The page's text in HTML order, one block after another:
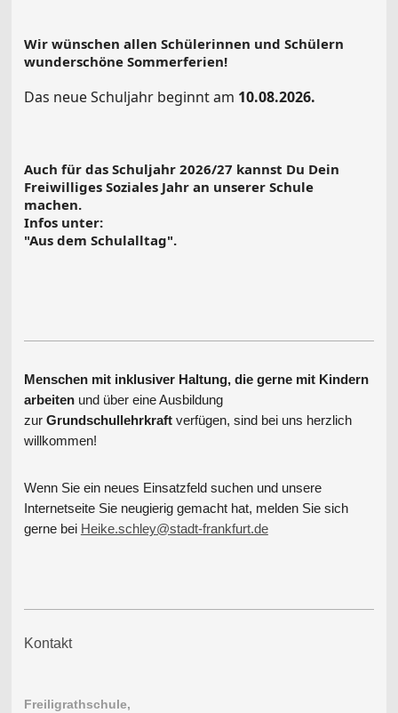
Wir wünschen allen Schülerinnen und Schülern
wunderschöne Sommerferien!
Das neue Schuljahr beginnt am 10.08.2026.
Auch für das Schuljahr 2026/27 kannst Du Dein
Freiwilliges Soziales Jahr an unserer Schule
machen.
Infos unter:
"Aus dem Schulalltag".
Menschen mit inklusiver Haltung, die gerne mit Kindern
arbeiten und über eine Ausbildung
zur Grundschullehrkraftverfügen, sind bei uns herzlich
willkommen!
Wenn Sie ein neues Einsatzfeld suchen und unsere
Internetseite Sie neugierig gemacht hat, melden Sie sich
gerne bei Heike.schley@stadt-frankfurt.de
Kontakt
Freiligrathschule,